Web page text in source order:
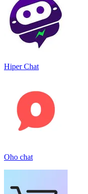
Hiper Chat
Oho chat